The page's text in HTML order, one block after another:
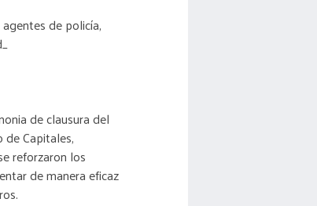
de policía,
de clausura del
Capitales,
reforzaron los
de manera eficaz